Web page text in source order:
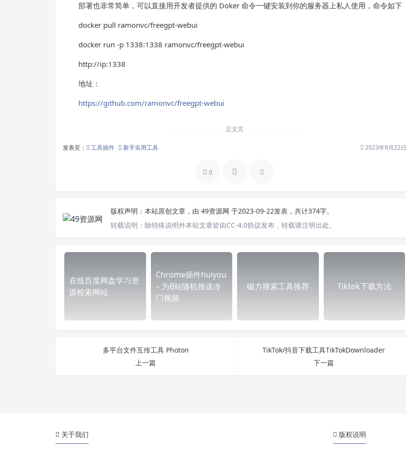
部署也非常简单，可以直接用开发者提供的 Doker 命令一键安装到你的服务器上私人使用，命令如下
docker pull ramonvc/freegpt-webui
docker run -p 1338:1338 ramonvc/freegpt-webui
http://ip:1338
地址：
https://github.com/ramonvc/freegpt-webui
正文完
发表至： 工具插件 新手实用工具 2023年9月22日
0
版权声明： 本站原创文章，由 49资源网 于2023-09-22发表，共计374字。
转载说明： 除特殊说明外本站文章皆由CC-4.0协议发布，转载请注明出处。
在线百度网盘学习资
源检索网站
Chrome插件huiyou
– 为B站随机推送冷
门视频
磁力搜索工具推荐 Tiktok下载方法
多平台文件互传工具 Photon
上一篇
TikTok/抖音下载工具TikTokDownloader
下一篇
关于我们 版权说明